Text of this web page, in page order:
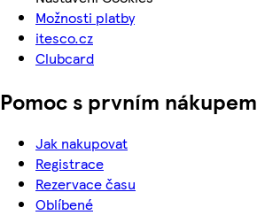
Možnosti platby
itesco.cz
Clubcard
Pomoc s prvním nákupem
Jak nakupovat
Registrace
Rezervace času
Oblíbené